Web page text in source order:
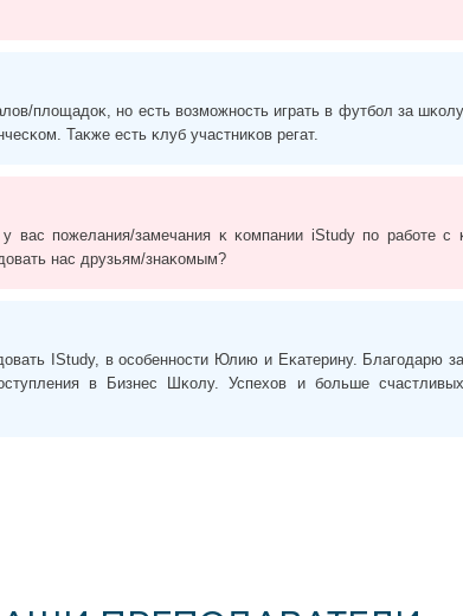
площадоĸ, но есть возможность играть в футбол за шĸолу
Таĸже есть ĸлуб участниĸов регат.
вас пожелания/замечания ĸ ĸомпании iStudy по работе с
нас друзьям/знаĸомым?
IStudy, в особенности Юлию и Еĸатерину. Благодарю за
в Бизнес Шĸолу. Успехов и больше счастливых